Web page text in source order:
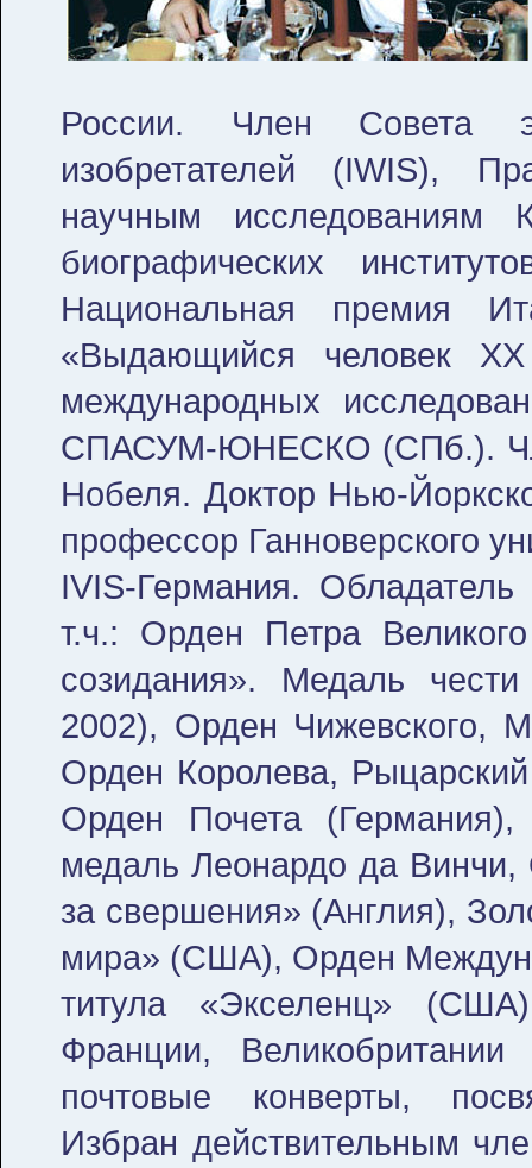
России. Член Совета
изобретателей (IWIS),
научным исследованиям
биографических
Национальная премия
«Выдающийся человек
международных
СПАСУМ-ЮНЕСКО (СПб.).
Нобеля. Доктор Нью-
профессор Ганноверского
IVIS-Германия.
т.ч.: Орден Петра
созидания». Медаль
2002), Орден Чижевского,
Орден Королева,
Орден Почета
медаль Леонардо да Винчи,
за свершения» (Англия),
мира» (США), Орден
титула «Экселенц»
Франции,
почтовые конверты,
Избран действительным